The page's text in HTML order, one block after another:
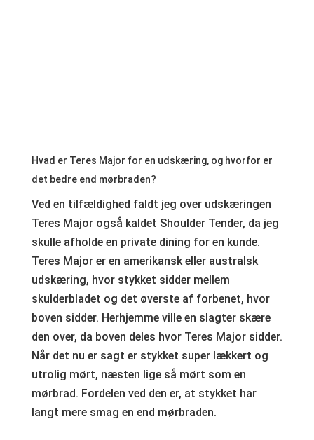
Hvad er Teres Major for en udskæring, og hvorfor er
det bedre end mørbraden?
Ved en tilfældighed faldt jeg over udskæringen
Teres Major også kaldet Shoulder Tender, da jeg
skulle afholde en private dining for en kunde.
Teres Major er en amerikansk eller australsk
udskæring, hvor stykket sidder mellem
skulderbladet og det øverste af forbenet, hvor
boven sidder. Herhjemme ville en slagter skære
den over, da boven deles hvor Teres Major sidder.
Når det nu er sagt er stykket super lækkert og
utrolig mørt, næsten lige så mørt som en
mørbrad. Fordelen ved den er, at stykket har
langt mere smag en end mørbraden.